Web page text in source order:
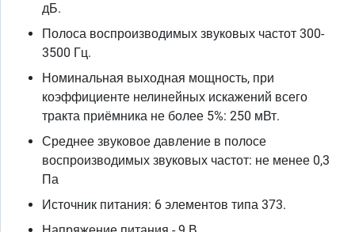
дБ.
Полоса воспроизводимых звуковых частот 300-
3500 Гц.
Номинальная выходная мощность, при
коэффициенте нелинейных искажений всего
тракта приёмника не более 5%: 250 мВт.
Среднее звуковое давление в полосе
воспроизводимых звуковых частот: не менее 0,3
Па
Источник питания: 6 элементов типа 373.